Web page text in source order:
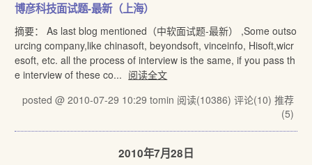
博彦科技面试题-最新（上海）
摘要： As last blog mentioned（中软面试题-最新） ,Some outso
urcing company,like chinasoft, beyondsoft, vinceinfo, Hisoft,wicr
esoft, etc. all the process of interview is the same, if you pass th
e interview of these co... 阅读全文
posted @ 2010-07-29 10:29 tomin 阅读(10386) 评论(10) 推荐
(5)
2010年7月28日